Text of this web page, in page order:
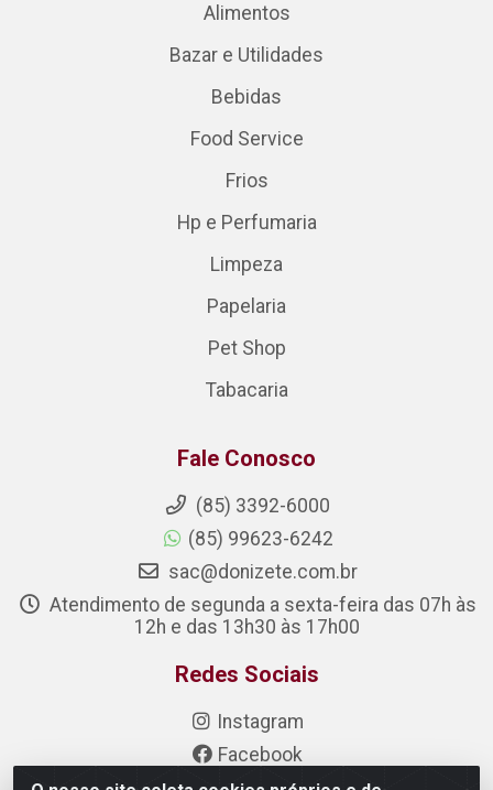
Alimentos
Bazar e Utilidades
Bebidas
Food Service
Frios
Hp e Perfumaria
Limpeza
Papelaria
Pet Shop
Tabacaria
Fale Conosco
(85) 3392-6000
(85) 99623-6242
sac@donizete.com.br
Atendimento de segunda a sexta-feira das 07h às
12h e das 13h30 às 17h00
Redes Sociais
Instagram
Facebook